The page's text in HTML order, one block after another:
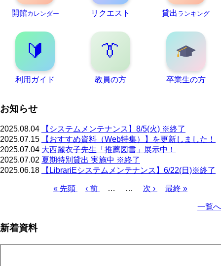
開館カレンダー リクエスト 貸出 ランキング
🔰
利用ガイド
👔
教員の方 卒業生の方
お知らせ
2025.08.04
【システムメンテナンス】8/5(火) ※終了
2025.07.15
【おすすめ資料（Web特集）】を更新しました！
2025.07.04 大西麗衣子先生「推薦図書」展示中！
2025.07.02 夏期特別貸出 実施中 ※終了
2025.06.18
【LibrariEシステムメンテナンス】6/22(日)※終了
送
先
« 先頭
前
‹ 前 … …
次
次 ›
最
最終 »
一覧へ
新着資料